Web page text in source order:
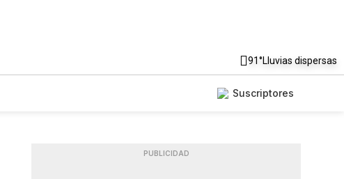
91°Lluvias dispersas
Suscriptores
PUBLICIDAD